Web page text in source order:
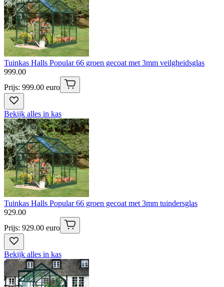
Tuinkas Halls Popular 66 groen gecoat met 3mm veilgheidsglas
999.00
Prijs: 999.00 euro
Bekijk alles in kas
Tuinkas Halls Popular 66 groen gecoat met 3mm tuindersglas
929.00
Prijs: 929.00 euro
Bekijk alles in kas